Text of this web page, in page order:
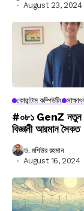
August 23, 2024
কোয়ান্টাম কম্পিউটিং
#০৮১ GenZ নতুন
বিজ্ঞানী আরমান সৈকত
ড. মশিউর রহমান
August 16, 2024